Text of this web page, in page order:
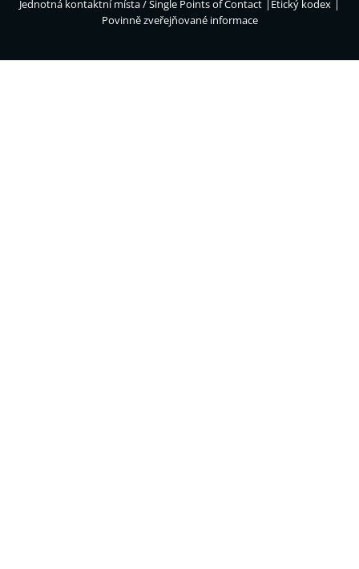
Jednotná kontaktní místa / Single Points of Contact
Etický kodex
Povinně zveřejňované informace